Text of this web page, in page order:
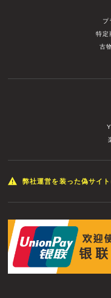
プ
特定
古
弊社運営を装った偽サイ